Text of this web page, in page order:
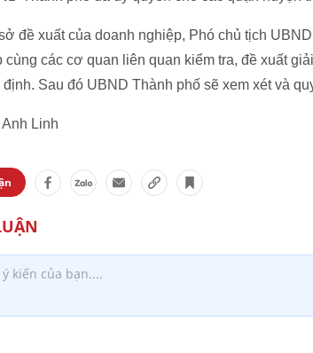
đề xuất của doanh nghiệp, Phó chủ tịch
cùng các cơ quan liên quan kiểm tra, đề xuất
định. Sau đó UBND Thành phố sẽ xem xét và
Linh